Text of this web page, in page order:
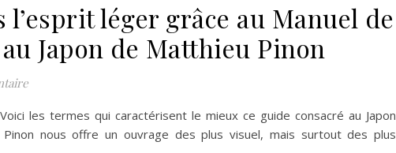
l’esprit léger grâce au Manuel de
Japon de Matthieu Pinon
les termes qui caractérisent le mieux ce guide consacré au Japon
nous offre un ouvrage des plus visuel, mais surtout des plus